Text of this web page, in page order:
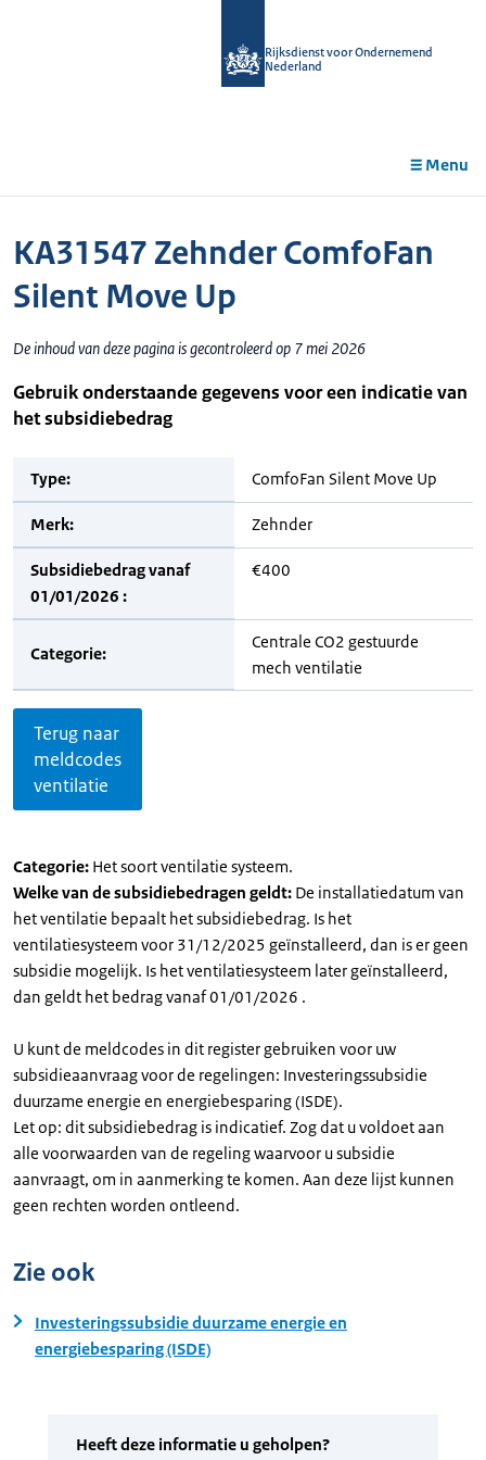
Rijksdienst voor Ondernemend
Nederland
Menu
KA31547 Zehnder ComfoFan
Silent Move Up
De inhoud van deze pagina is gecontroleerd op 7 mei 2026
Gebruik onderstaande gegevens voor een indicatie van
het subsidiebedrag
Type: ComfoFan Silent Move Up
Merk: Zehnder
Subsidiebedrag vanaf
01/01/2026 :
€400
Categorie:
Centrale CO2 gestuurde
mech ventilatie
Terug naar
meldcodes
ventilatie
Categorie: Het soort ventilatie systeem.
Welke van de subsidiebedragen geldt: De installatiedatum van
het ventilatie bepaalt het subsidiebedrag. Is het
ventilatiesysteem voor 31/12/2025 geïnstalleerd, dan is er geen
subsidie mogelijk. Is het ventilatiesysteem later geïnstalleerd,
dan geldt het bedrag vanaf 01/01/2026 .
U kunt de meldcodes in dit register gebruiken voor uw
subsidieaanvraag voor de regelingen: Investeringssubsidie
duurzame energie en energiebesparing (ISDE).
Let op: dit subsidiebedrag is indicatief. Zog dat u voldoet aan
alle voorwaarden van de regeling waarvoor u subsidie
aanvraagt, om in aanmerking te komen. Aan deze lijst kunnen
geen rechten worden ontleend.
Zie ook
Investeringssubsidie duurzame energie en
energiebesparing (ISDE)